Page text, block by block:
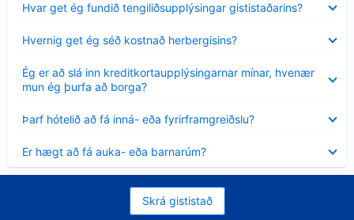
Hvar get ég fundið tengiliðsupplýsingar gististaðarins?
sýnt
Hvernig get ég séð kostnað herbergisins?
sýnt
Ég er að slá inn kreditkortaupplýsingarnar mínar, hvenær
mun ég þurfa að borga?
Minna
sýnt
Þarf hótelið að fá inná- eða fyrirframgreiðslu?
sýnt
Er hægt að fá auka- eða barnarúm?
sýnt
Skrá gististað